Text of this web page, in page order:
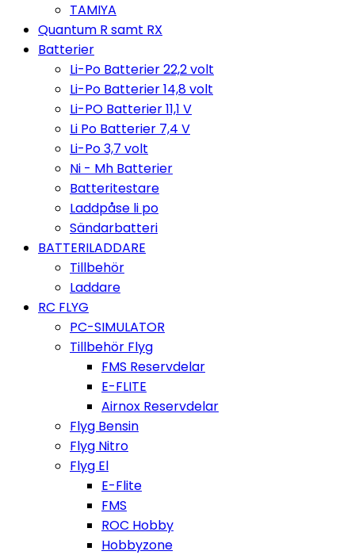
TAMIYA
Quantum R samt RX
Batterier
Li-Po Batterier 22,2 volt
Li-Po Batterier 14,8 volt
Li-PO Batterier 11,1 V
Li Po Batterier 7,4 V
Li-Po 3,7 volt
Ni - Mh Batterier
Batteritestare
Laddpåse li po
Sändarbatteri
BATTERILADDARE
Tillbehör
Laddare
RC FLYG
PC-SIMULATOR
Tillbehör Flyg
FMS Reservdelar
E-FLITE
Airnox Reservdelar
Flyg Bensin
Flyg Nitro
Flyg El
E-Flite
FMS
ROC Hobby
Hobbyzone